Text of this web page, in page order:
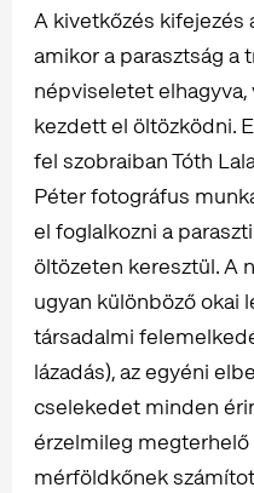
A kivetkőzés kifejezés
amikor a parasztság a
népviseletet
kezdett el öltözködni.
fel szobraiban Tóth
Péter fotográfus
el foglalkozni a
öltözeten keresztül. A
ugyan különböző okai
társadalmi
lázadás), az egyéni
cselekedet minden
érzelmileg
mérföldkőnek